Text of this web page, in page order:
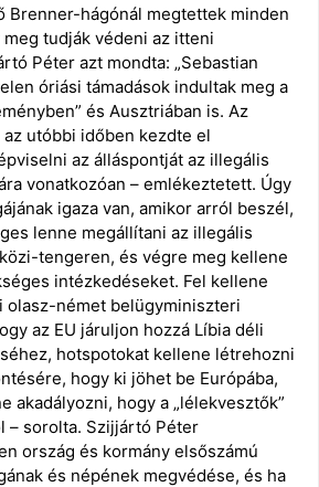
Brenner-hágónál megtettek minden
tudják védeni az itteni
Péter azt mondta: „Sebastian
óriási támadások indultak meg a
és Ausztriában is. Az
utóbbi időben kezdte el
az álláspontját az illegális
vonatkozóan – emlékeztetett. Úgy
igaza van, amikor arról beszél,
lenne megállítani az illegális
tengeren, és végre meg kellene
intézkedéseket. Fel kellene
olasz-német belügyminiszteri
az EU járuljon hozzá Líbia déli
hotspotokat kellene létrehozni
hogy ki jöhet be Európába,
akadályozni, hogy a „lélekvesztők”
– sorolta. Szijjártó Péter
ország és kormány elsőszámú
és népének megvédése, és ha